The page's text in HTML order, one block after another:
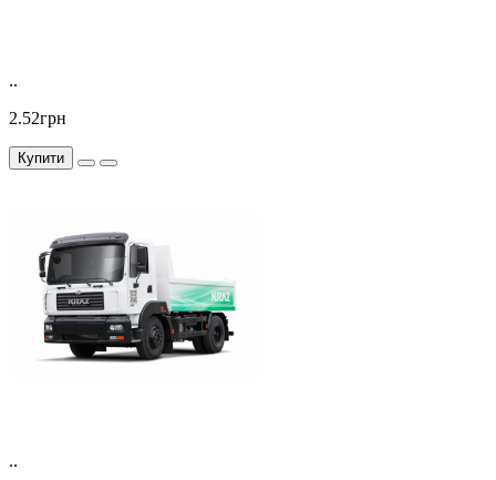
..
2.52грн
Купити
..